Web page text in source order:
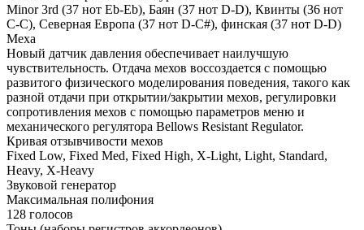
Minor 3rd (37 нот Eb-Eb), Баян (37 нот D-D), Квинты (36 нот
C-C), Северная Европа (37 нот D-C#), финская (37 нот D-D)
Меха
Новый датчик давления обеспечивает наилучшую
чувствительность. Отдача мехов воссоздается с помощью
развитого физического моделирования поведения, такого как
разной отдачи при открытии/закрытии мехов, регулировки
сопротивления мехов с помощью параметров меню и
механического регулятора Bellows Resistant Regulator.
Кривая отзывчивости мехов
Fixed Low, Fixed Med, Fixed High, X-Light, Light, Standard,
Heavy, X-Heavy
Звуковой генератор
Максимальная полифония
128 голосов